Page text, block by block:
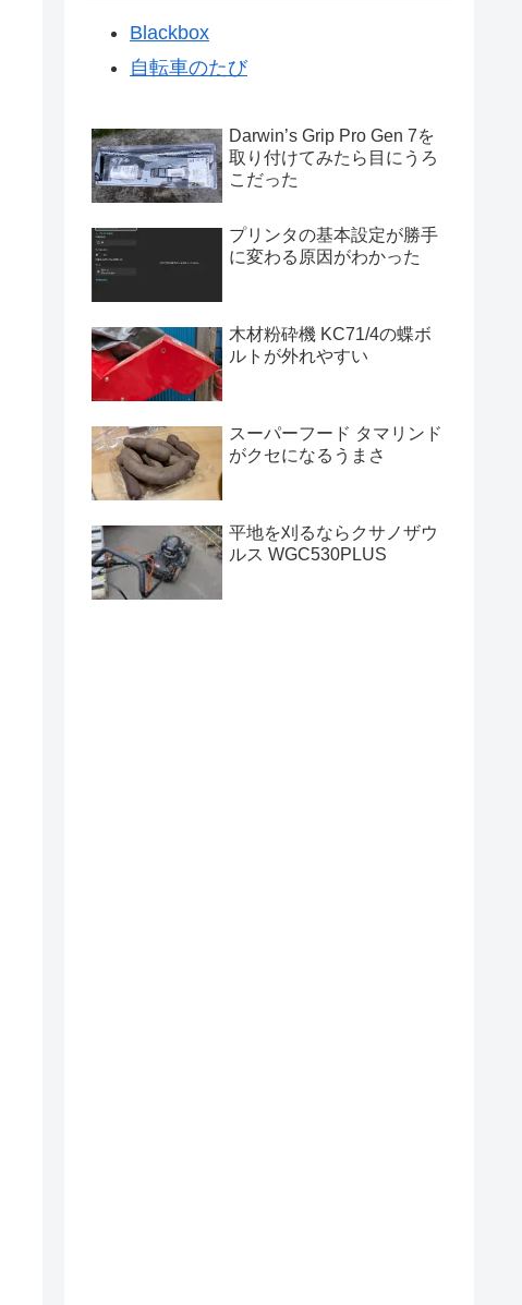
Blackbox
自転車のたび
Darwin’s Grip Pro Gen 7を
取り付けてみたら目にうろ
こだった
プリンタの基本設定が勝手
に変わる原因がわかった
木材粉砕機 KC71/4の蝶ボ
ルトが外れやすい
スーパーフード タマリンド
がクセになるうまさ
平地を刈るならクサノザウ
ルス WGC530PLUS